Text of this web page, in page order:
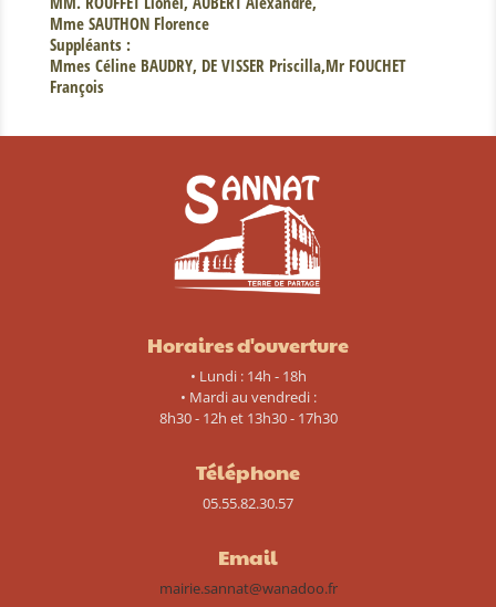
Mme SAUTHON Florence
Suppléants :
Mmes Céline BAUDRY, DE VISSER Priscilla,Mr FOUCHET
François
Horaires d'ouverture
• Lundi : 14h - 18h
• Mardi au vendredi :
8h30 - 12h et 13h30 - 17h30
Téléphone
05.55.82.30.57
Email
mairie.sannat@wanadoo.fr